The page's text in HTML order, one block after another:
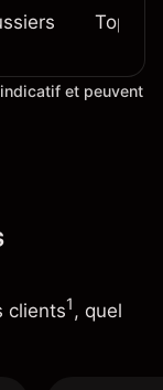
Top
et peuvent
clients1, quel